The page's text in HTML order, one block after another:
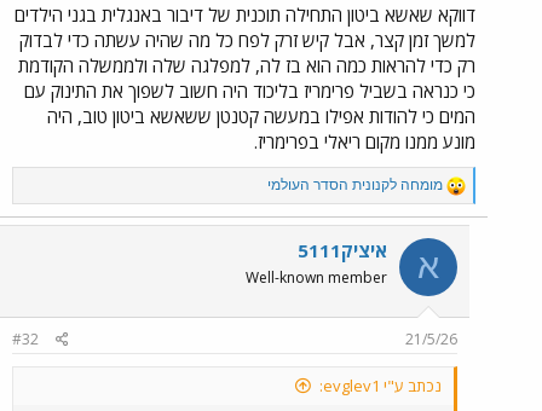
דווקא שאשא ביטון התחילה תוכנית של דיבור באנגלית בגני הילדים
למשך זמן קצר, אבל קיש זרק לפח כל מה שהיה עשתה כדי לבדוק
רק כדי להראות כמה הוא בז לה, למפלגה שלה ולממשלה הקודמת
כי כנראה בשביל פרימריז בליכוד היה חשוב לשפוך את התינוק עם
המים כי להודות אפילו במעשה קטנטן ששאשא ביטון טוב, היה
מונע ממנו מקום ריאלי בפרימריז.
R
e
a
c
o
n
s
מומחה לקנונית הסדר העולמי
א איציק5111
Well-known member
21/5/26
#32
נכתב ע"י evglev1: